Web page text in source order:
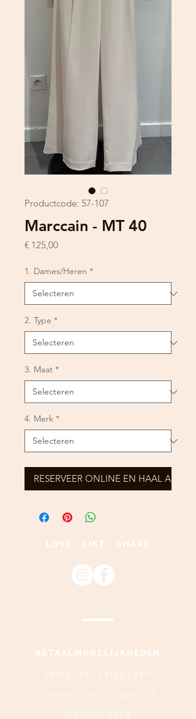
Productcode: 57-107
Marccain - MT 40
€ 125,00Prijs
1. Dames/Heren *
2. Type *
3. Maat *
4. Merk *
RESERVEER ONLINE EN HAAL AF
LOVE • LIKE • SHARE
BETAALMOGELIJKHEDEN
Betaal met betaalkaart
(debet | credit), cash of
elektronische